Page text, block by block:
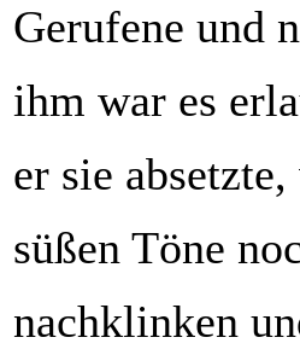
Gerufene und
ihm war es
er sie
süßen Töne
nachklinken